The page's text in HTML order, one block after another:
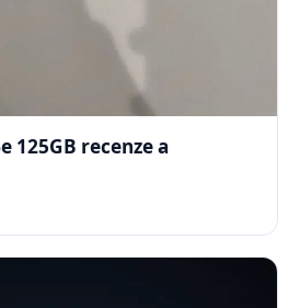
125GB recenze a